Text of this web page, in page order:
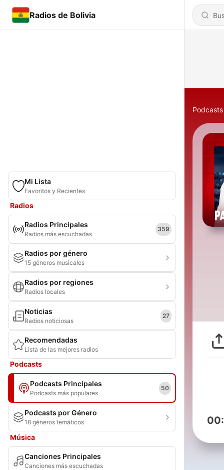
Radios de Bolivia
Mi Lista
Favoritos y Recientes
Radios
Radios Principales
Radios más escuchadas
359
Radios por género
15 géneros musicales
Radios por regiones
Radios locales
Noticias
Radios noticiosas
27
Recomendadas
Lista de las mejores radios
Podcasts
Podcasts Principales
Podcasts más populares
50
Podcasts por Género
18 géneros temáticos
Música
Canciones Principales
Canciones más escuchadas
Podcasts